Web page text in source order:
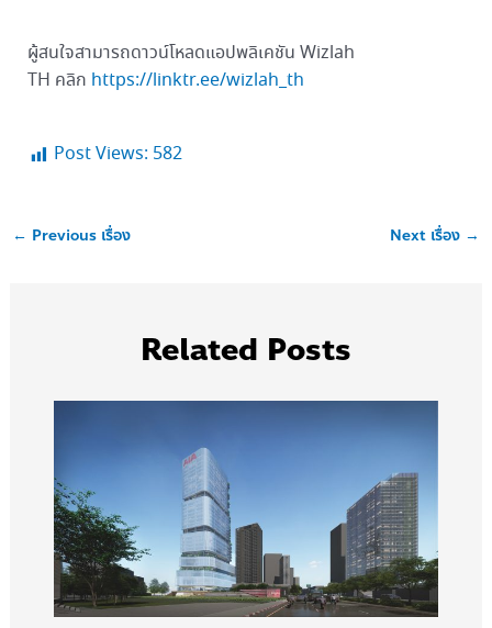
ผู้สนใจสามารถดาวน์โหลดแอปพลิเคชัน Wizlah
TH คลิก https://linktr.ee/wizlah_th
Post Views: 582
← Previous เรื่อง Next เรื่อง →
Related Posts